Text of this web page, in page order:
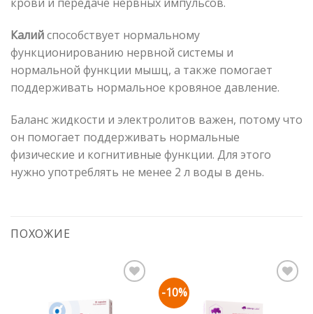
Калийспособствует нормальному
функционированию нервной системы и
нормальной функции мышц, а также помогает
поддерживать нормальное кровяное давление.
Баланс жидкости и электролитов важен, потому что
он помогает поддерживать нормальные
физические и когнитивные функции. Для этого
нужно употреблять не менее 2 л воды в день.
ПОХОЖИЕ
sarakstam
-10%